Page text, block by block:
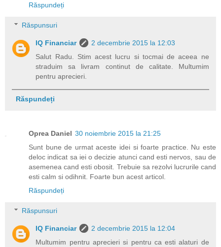
Răspundeți
Răspunsuri
IQ Financiar
2 decembrie 2015 la 12:03
Salut Radu. Stim acest lucru si tocmai de aceea ne
straduim sa livram continut de calitate. Multumim
pentru aprecieri.
Răspundeți
Oprea Daniel 30 noiembrie 2015 la 21:25
Sunt bune de urmat aceste idei si foarte practice. Nu este
deloc indicat sa iei o decizie atunci cand esti nervos, sau de
asemenea cand esti obosit. Trebuie sa rezolvi lucrurile cand
esti calm si odihnit. Foarte bun acest articol.
Răspundeți
Răspunsuri
IQ Financiar
2 decembrie 2015 la 12:04
Multumim pentru aprecieri si pentru ca esti alaturi de